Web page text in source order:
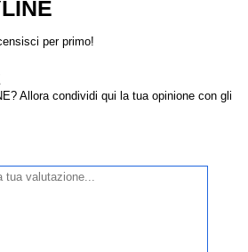
per primo!
Allora condividi qui la tua opinione con gli